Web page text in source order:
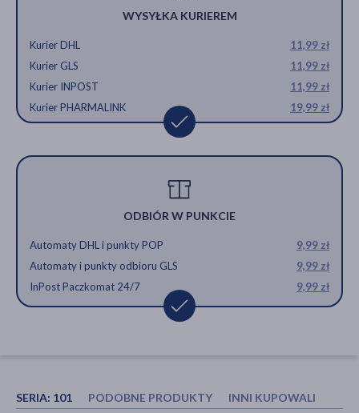
WYSYŁKA KURIEREM
Kurier DHL
11,99 zł
Kurier GLS
11,99 zł
Kurier INPOST
11,99 zł
Kurier PHARMALINK
19,99 zł
ODBIÓR W PUNKCIE
Automaty DHL i punkty POP
9,99 zł
Automaty i punkty odbioru GLS
9,99 zł
InPost Paczkomat 24/7
9,99 zł
SERIA: 101 PODOBNE PRODUKTY INNI KUPOWALI